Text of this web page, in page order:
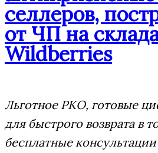
селлеров,
от ЧП на
Wildberries
Льготное РКО, готовые
для быстрого возврата в
бесплатные